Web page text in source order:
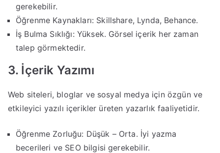
gerekebilir.
Öğrenme Kaynakları: Skillshare, Lynda, Behance.
İş Bulma Sıklığı: Yüksek. Görsel içerik her zaman
talep görmektedir.
3. İçerik Yazımı
Web siteleri, bloglar ve sosyal medya için özgün ve
etkileyici yazılı içerikler üreten yazarlık faaliyetidir.
Öğrenme Zorluğu: Düşük – Orta. İyi yazma
becerileri ve SEO bilgisi gerekebilir.